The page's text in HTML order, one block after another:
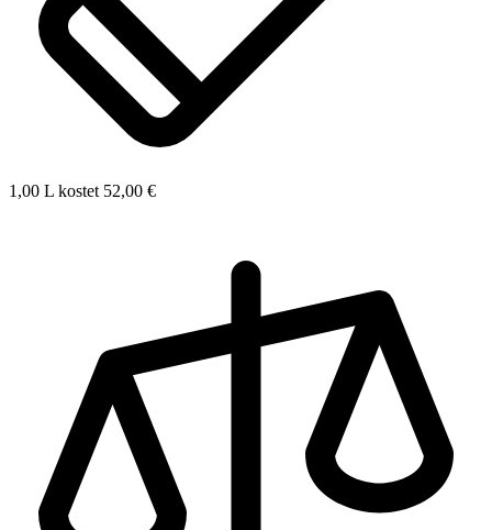
1,00 L kostet 52,00 €